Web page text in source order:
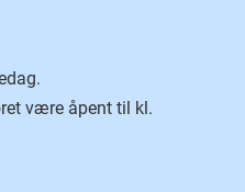
være åpent til kl.